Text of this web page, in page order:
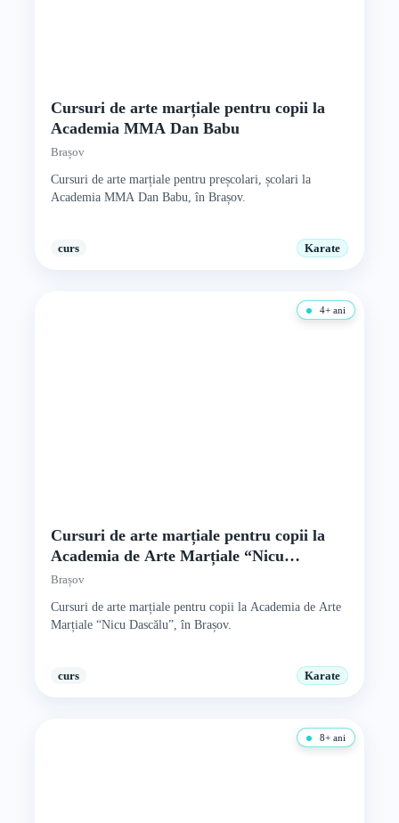
Cursuri de arte marțiale pentru copii la
Academia MMA Dan Babu
Brașov
Cursuri de arte marțiale pentru preșcolari, școlari la
Academia MMA Dan Babu, în Brașov.
curs Karate
4+ ani
Cursuri de arte marțiale pentru copii la
Academia de Arte Marțiale “Nicu
Dascălu”
Brașov
Cursuri de arte marțiale pentru copii la Academia de Arte
Marțiale “Nicu Dascălu”, în Brașov.
curs Karate
8+ ani